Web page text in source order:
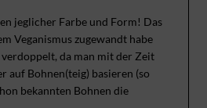
jeglicher Farbe und Form! Das
Veganismus zugewandt habe
da man mit der Zeit
auf Bohnen(teig) basieren (so
bekannten Bohnen die